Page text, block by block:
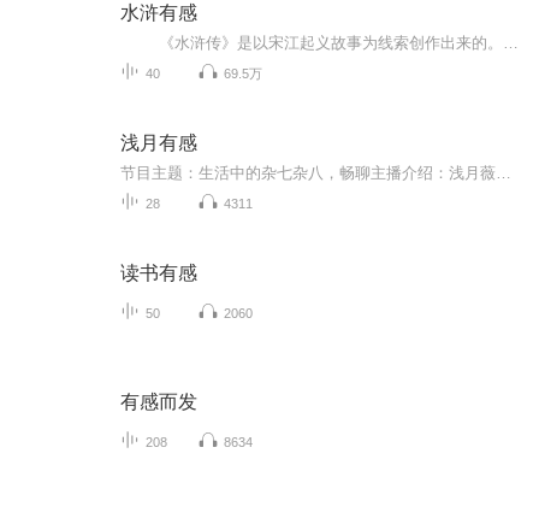
水浒有感
40 69.5万
浅月有感
28 4311
读书有感
50 2060
有感而发
208 8634